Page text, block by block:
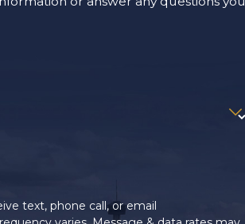
text, phone call, or email